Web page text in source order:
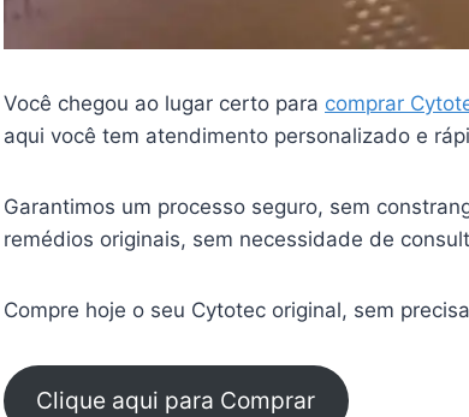
Você chegou ao lugar certo para comprar
aqui você tem atendimento personalizado e
Garantimos um processo seguro, sem
remédios originais, sem necessidade de
Compre hoje o seu Cytotec original, sem
Clique aqui para Comprar